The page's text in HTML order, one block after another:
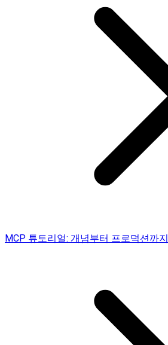
MCP 튜토리얼: 개념부터 프로덕션까지